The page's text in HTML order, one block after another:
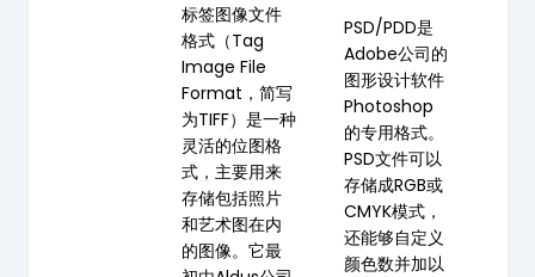
标签图像文件
格式（Tag
Image File
Format，简写
为TIFF）是一种
灵活的位图格
式，主要用来
存储包括照片
和艺术图在内
的图像。它最
PSD/PDD是
Adobe公司的
图形设计软件
Photoshop
的专用格式。
PSD文件可以
存储成RGB或
CMYK模式，
还能够自定义
颜色数并加以